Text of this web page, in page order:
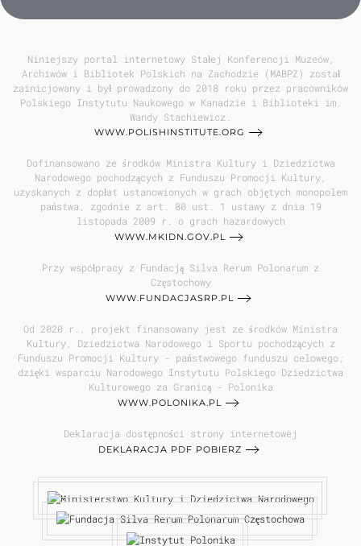
Niniejszy portal internetowy Stałej Konferencji Muzeów,
Archiwów i Bibliotek Polskich na Zachodzie (MABPZ) został
zainicjowany i był prowadzony do 2018 roku przez pracowników
Polskiego Instytutu Naukowego w Kanadzie i Biblioteki im.
Wandy Stachiewicz.
WWW.POLISHINSTITUTE.ORG
Dofinansowano ze środków Ministra Kultury i Dziedzictwa
Narodowego pochodzących z Funduszu Promocji Kultury,
uzyskanych z dopłat ustanowionych w grach objętych monopolem
państwa, zgodnie z art. 80 ust. 1 ustawy z dnia 19
listopada 2009 r. o grach hazardowych
WWW.MKIDN.GOV.PL
Przy współpracy z Fundacją Silva Rerum Polonarum z
Częstochowy
WWW.FUNDACJASRP.PL
Od 2020 r., projekt finansowany jest ze środków Ministra
Kultury, Dziedzictwa Narodowego i Sportu pochodzących z
Funduszu Promocji Kultury - państwowego funduszu celowego;
dzięki wsparciu Narodowego Instytutu Polskiego Dziedzictwa
Kulturowego za Granicą - Polonika
WWW.POLONIKA.PL
Deklaracja dostępności strony internetowej
DEKLARACJA PDF POBIERZ